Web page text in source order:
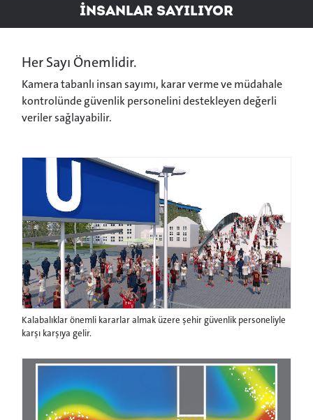
İnsanlar sayılıyor
Her Sayı Önemlidir.
Kamera tabanlı insan sayımı, karar verme ve müdahale
kontrolünde güvenlik personelini destekleyen değerli
veriler sağlayabilir.
Kalabalıklar önemli kararlar almak üzere şehir güvenlik personeliyle
karşı karşıya gelir.